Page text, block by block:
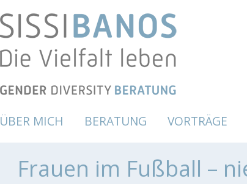
ÜBER MICH BERATUNG VORTRÄGE
Frauen im Fußball –